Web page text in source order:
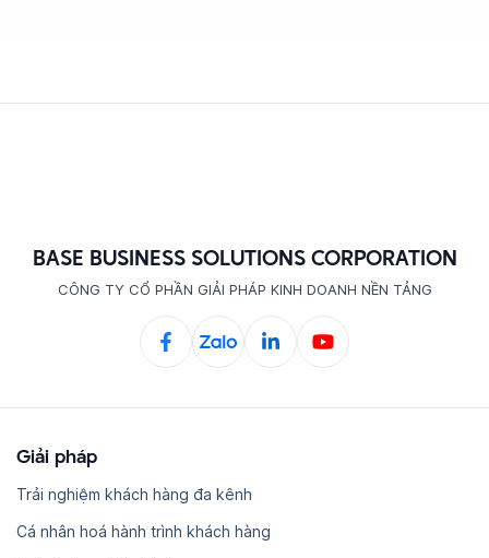
BASE BUSINESS SOLUTIONS CORPORATION
CÔNG TY CỔ PHẦN GIẢI PHÁP KINH DOANH NỀN TẢNG
Giải pháp
Trải nghiệm khách hàng đa kênh
Cá nhân hoá hành trình khách hàng